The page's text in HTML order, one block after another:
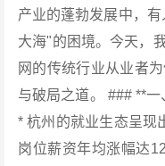
产业的蓬勃发展中，
大海"的困境。今天，
网的传统行业从业者
与破局之道。 ### **
* 杭州的就业生态呈现
岗位薪资年均涨幅达